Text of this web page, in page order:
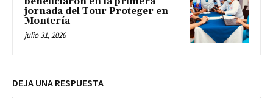
jornada del Tour Proteger en
Montería
julio 31, 2026
DEJA UNA RESPUESTA